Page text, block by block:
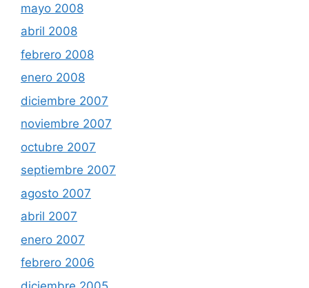
mayo 2008
abril 2008
febrero 2008
enero 2008
diciembre 2007
noviembre 2007
octubre 2007
septiembre 2007
agosto 2007
abril 2007
enero 2007
febrero 2006